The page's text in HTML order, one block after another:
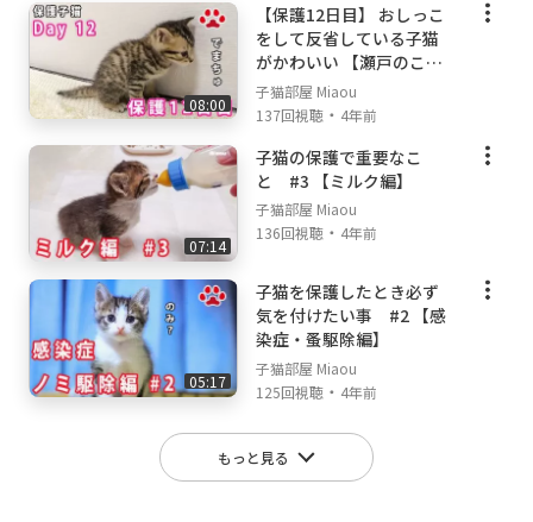
08:00
【保護12日目】 おしっこ
をして反省している子猫
がかわいい 【瀬戸のここ
日記】
子猫部屋 Miaou
137回視聴 ・ 4年前
07:14
子猫の保護で重要なこ
と #3 【ミルク編】
子猫部屋 Miaou
136回視聴 ・ 4年前
05:17
子猫を保護したとき必ず
気を付けたい事 #2 【感
染症・蚤駆除編】
子猫部屋 Miaou
125回視聴 ・ 4年前
もっと見る